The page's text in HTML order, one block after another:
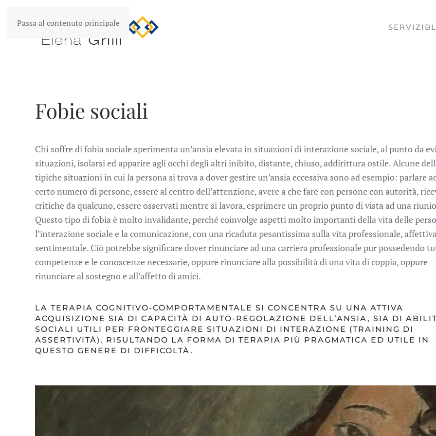
Passa al contenuto principale SERVIZI
Fobie sociali
Chi soffre di fobia sociale sperimenta un’ansia elevata in situazioni di interazione sociale, al punto da
situazioni, isolarsi ed apparire agli occhi degli altri inibito, distante, chiuso, addirittura ostile.Alcune
tipiche situazioni in cui la persona si trova a dover gestire un’ansia eccessiva sono ad esempio: parlare
certo numero di persone, essere al centro dell’attenzione, avere a che fare con persone con autorità,
critiche da qualcuno, essere osservati mentre si lavora, esprimere un proprio punto di vista ad una
Questo tipo di fobia è molto invalidante, perché coinvolge aspetti molto importanti della vita delle
l’interazione sociale e la comunicazione, con una ricaduta pesantissima sulla vita professionale,
sentimentale. Ciò potrebbe significare dover rinunciare ad una carriera professionale pur possedendo
competenze e le conoscenze necessarie, oppure rinunciare alla possibilità di una vita di coppia, oppure
rinunciare al sostegno e all’affetto di amici.
LA TERAPIA COGNITIVO-COMPORTAMENTALE SI CONCENTRA SU UNA ATTIVA
ACQUISIZIONE SIA DI CAPACITÀ DI AUTO-REGOLAZIONE DELL’ANSIA, SIA DI
SOCIALI UTILI PER FRONTEGGIARE SITUAZIONI DI INTERAZIONE (TRAINING DI
ASSERTIVITÀ), RISULTANDO LA FORMA DI TERAPIA PIÙ PRAGMATICA ED UTILE IN
QUESTO GENERE DI DIFFICOLTÀ.